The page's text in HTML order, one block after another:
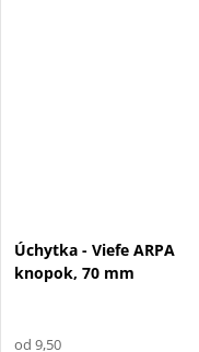
Úchytka - Viefe ARPA
knopok, 70 mm
od 9,50